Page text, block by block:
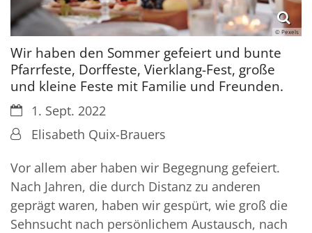
© Pexels
Wir haben den Sommer gefeiert und bunte
Pfarrfeste, Dorffeste, Vierklang-Fest, große
und kleine Feste mit Familie und Freunden.
Datum:1. Sept. 2022
Von:Elisabeth Quix-Brauers
Vor allem aber haben wir Begegnung gefeiert.
Nach Jahren, die durch Distanz zu anderen
geprägt waren, haben wir gespürt, wie groß die
Sehnsucht nach persönlichem Austausch, nach